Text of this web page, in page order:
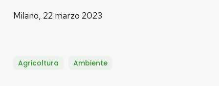
Milano, 22 marzo 2023
Agricoltura Ambiente